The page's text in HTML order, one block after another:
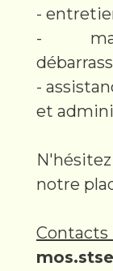
-
-
-
et
notre